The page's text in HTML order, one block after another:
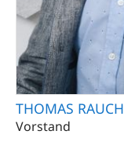
THOMAS RAUCH
Vorstand